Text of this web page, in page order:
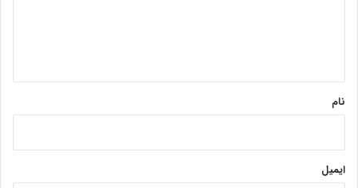
نام
ایمیل